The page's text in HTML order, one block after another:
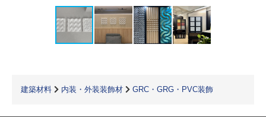
建築材料 内装・外装装飾材 GRC・GRG・PVC装飾